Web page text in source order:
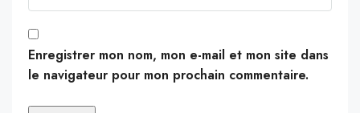
Enregistrer mon nom, mon e-mail et mon site dans
le navigateur pour mon prochain commentaire.